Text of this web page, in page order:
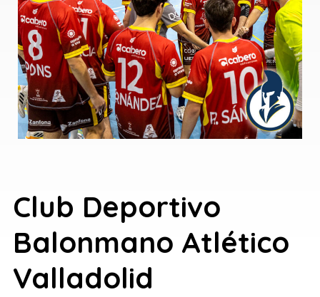
Club Deportivo
Balonmano Atlético
Valladolid